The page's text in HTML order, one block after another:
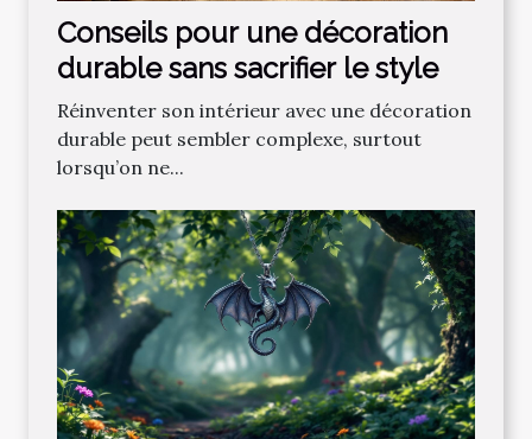
Conseils pour une décoration
durable sans sacrifier le style
Réinventer son intérieur avec une décoration
durable peut sembler complexe, surtout
lorsqu’on ne...